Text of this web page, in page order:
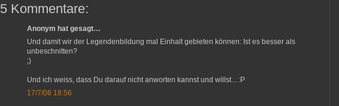
5 Kommentare:
Anonym hat gesagt…
Und damit wir der Legendenbildung mal Einhalt gebieten können: Ist es besser als
unbeschnitten?
;)
Und ich weiss, dass Du darauf nicht anworten kannst und willst... :P
17/7/06 18:56